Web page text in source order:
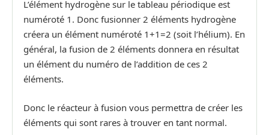
L’élément hydrogène sur le tableau périodique est
numéroté 1. Donc fusionner 2 éléments hydrogène
créera un élément numéroté 1+1=2 (soit l’hélium). En
général, la fusion de 2 éléments donnera en résultat
un élément du numéro de l’addition de ces 2
éléments.
Donc le réacteur à fusion vous permettra de créer les
éléments qui sont rares à trouver en tant normal.